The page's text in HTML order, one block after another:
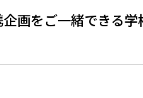
画をご一緒できる学